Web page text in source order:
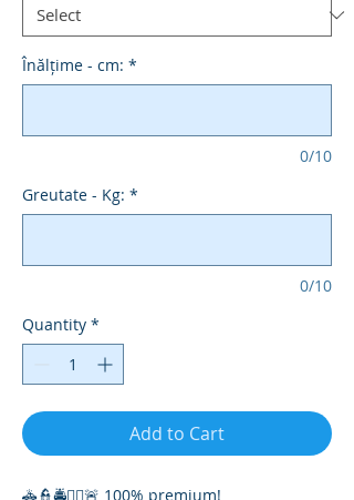
Înălțime - cm: *
0/10
Greutate - Kg: *
0/10
Quantity *
Add to Cart
🚓👮🚔👮‍♀️🚨 100% premium!